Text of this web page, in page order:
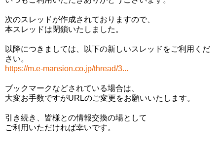
次のスレッドが作成されておりますので、
本スレッドは閉鎖いたしました。
以降につきましては、以下の新しいスレッドをご利用くだ
さい。
https://m.e-mansion.co.jp/thread/3...
ブックマークなどされている場合は、
大変お手数ですがURLのご変更をお願いいたします。
引き続き、皆様との情報交換の場として
ご利用いただければ幸いです。